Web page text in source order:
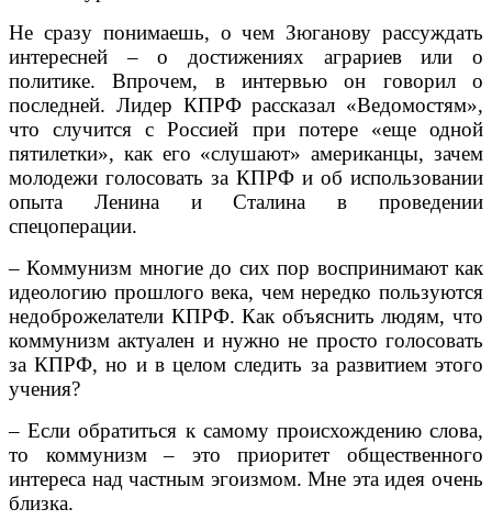
Не сразу понимаешь, о чем Зюганову рассуждать
интересней – о достижениях аграриев или о
политике. Впрочем, в интервью он говорил о
последней. Лидер КПРФ рассказал «Ведомостям»,
что случится с Россией при потере «еще одной
пятилетки», как его «слушают» американцы, зачем
молодежи голосовать за КПРФ и об использовании
опыта Ленина и Сталина в проведении
спецоперации.
– Коммунизм многие до сих пор воспринимают как
идеологию прошлого века, чем нередко пользуются
недоброжелатели КПРФ. Как объяснить людям, что
коммунизм актуален и нужно не просто голосовать
за КПРФ, но и в целом следить за развитием этого
учения?
– Если обратиться к самому происхождению слова,
то коммунизм – это приоритет общественного
интереса над частным эгоизмом. Мне эта идея очень
близка.